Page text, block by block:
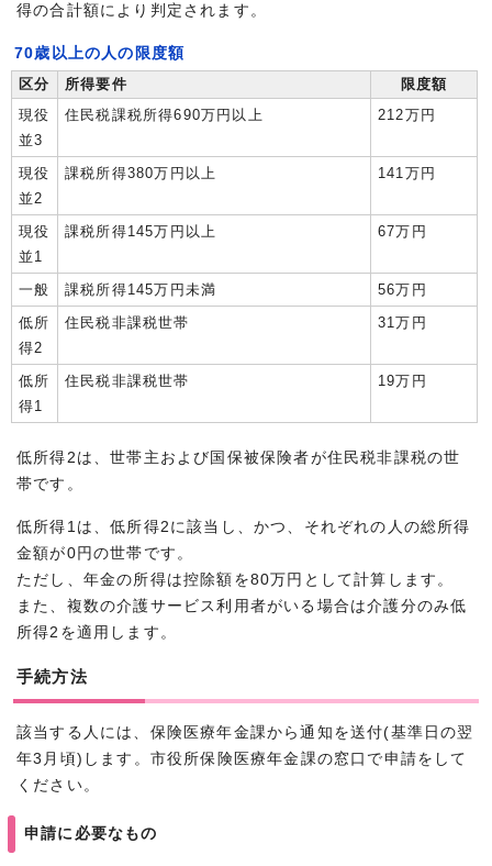
得の合計額により判定されます。
70歳以上の人の限度額
区分
所得要件
限度額
現役
並3
住民税課税所得690万円以上 212万円
現役
並2
課税所得380万円以上 141万円
現役
並1
課税所得145万円以上 67万円
一般 課税所得145万円未満
56万円
低所
得2
住民税非課税世帯 31万円
低所
得1
住民税非課税世帯 19万円
低所得2は、世帯主および国保被保険者が住民税非課税の世
帯です。
低所得1は、低所得2に該当し、かつ、それぞれの人の総所得
金額が0円の世帯です。
ただし、年金の所得は控除額を80万円として計算します。
また、複数の介護サービス利用者がいる場合は介護分のみ低
所得2を適用します。
手続方法
該当する人には、保険医療年金課から通知を送付(基準日の翌
年3月頃)します。市役所保険医療年金課の窓口で申請をして
ください。
申請に必要なもの